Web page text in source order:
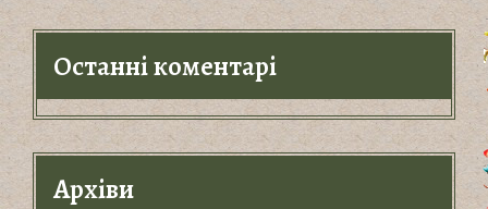
Останні коментарі
Архіви